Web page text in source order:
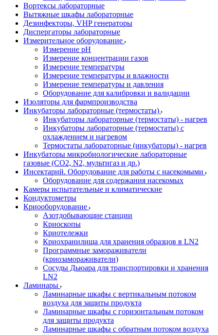
Вортексы лабораторные
Вытяжные шкафы лабораторные
Дезинфекторы, VHP генераторы
Диспергаторы лабораторные
Измерительное оборудование
Измерение pH
Измерение концентрации газов
Измерение температуры
Измерение температуры и влажности
Измерение температуры и давления
Оборудование для калибровки и валидации
Изоляторы для фармпроизводства
Инкубаторы лабораторные (термостаты)
Инкубаторы лабораторные (термостаты) - нагрев
Инкубаторы лабораторные (термостаты) с
охлаждением и нагревом
Термостаты лабораторные (инкубаторы) - нагрев
Инкубаторы микробиологические лабораторные
газовые (CO2, N2, мультигаз и др.)
Инсектарий. Оборудование для работы с насекомыми
Оборудование для содержания насекомых
Камеры испытательные и климатические
Кондуктометры
Криооборудование
Азотдобывающие станции
Криоскопы
Криотележки
Криохранилища для хранения образцов в LN2
Программные замораживатели
(криозамораживатели)
Сосуды Дьюара для транспортировки и хранения
LN2
Ламинары
Ламинарные шкафы с вертикальным потоком
воздуха для защиты продукта
Ламинарные шкафы с горизонтальным потоком
для защиты продукта
Ламинарные шкафы с обратным потоком воздуха